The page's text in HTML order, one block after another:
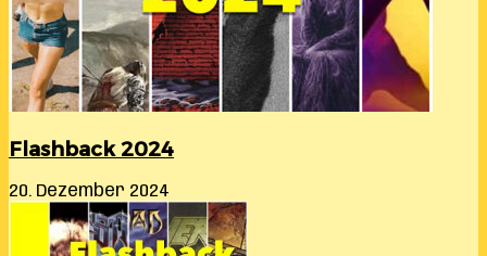
Flashback 2024
20. Dezember 2024